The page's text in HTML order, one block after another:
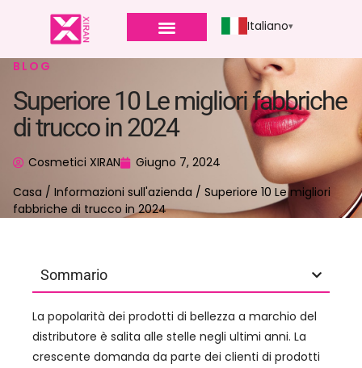
Italiano
BLOG
Superiore 10 Le migliori fabbriche
di trucco in 2024
Cosmetici XIRAN
Giugno 7, 2024
Casa / Informazioni sull'azienda / Superiore 10 Le migliori
fabbriche di trucco in 2024
Sommario
La popolarità dei prodotti di bellezza a marchio del
distributore è salita alle stelle negli ultimi anni. La
crescente domanda da parte dei clienti di prodotti